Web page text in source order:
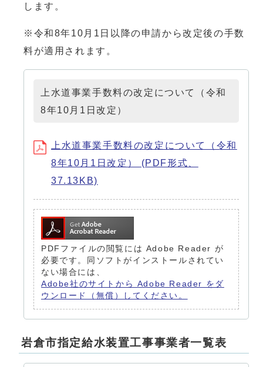
します。
※令和8年10月1日以降の申請から改定後の手数
料が適用されます。
上水道事業手数料の改定について（令和
8年10月1日改定）
上水道事業手数料の改定について（令和
8年10月1日改定） (PDF形式、
37.13KB)
PDFファイルの閲覧には Adobe Reader が
必要です。同ソフトがインストールされてい
ない場合には、
Adobe社のサイトから Adobe Reader をダ
ウンロード（無償）してください。
岩倉市指定給水装置工事事業者一覧表